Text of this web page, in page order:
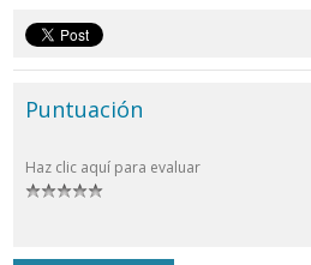
Puntuación
Haz clic aquí para evaluar